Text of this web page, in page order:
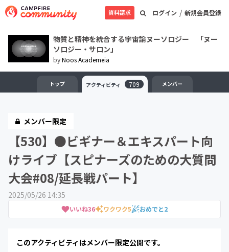
ログイン / 新規会員登録
資料請求
物質と精神を統合する宇宙論ヌーソロジー 「ヌー
ソロジー・サロン」
byNoos Academeia
トップ アクティビティ 709 メンバー
メンバー限定
【530】●ビギナー＆エキスパート向
けライブ【スピナーズのための大質問
大会#08/延長戦パート】
2025/05/26 14:35
いいね36 ワクワク5 おめでと2
このアクティビティはメンバー限定公開です。